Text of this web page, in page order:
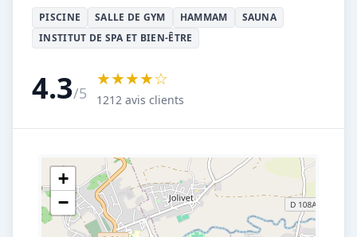
PISCINE SALLE DE GYM HAMMAM
SAUNA
INSTITUT DE SPA ET BIEN-ÊTRE
4.3/5
★★★★☆
1212 avis clients
+
−